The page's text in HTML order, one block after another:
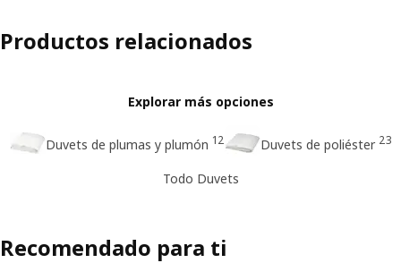
Productos relacionados
Explorar más opciones
Duvets de plumas y plumón 12 Duvets de poliéster 23
Todo Duvets
Recomendado para ti